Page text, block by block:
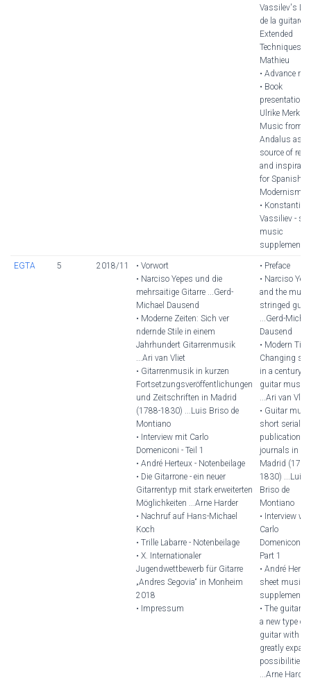
Vassilev's
de la guitare -
Extended
Techniques
Mathieu
• Advance
• Book
presentation
Ulrike Merk
Music from
Andalus as a
source of
and
for Spanish
Modernism
• Konstantin
Vassiliev -
music
supplement
EGTA 5 2018/11
• Vorwort
• Narciso Yepes und die
mehrsaitige Gitarre ...Gerd-
Michael Dausend
• Moderne Zeiten: Sich ver
ndernde Stile in einem
Jahrhundert Gitarrenmusik
...Ari van Vliet
• Gitarrenmusik in kurzen
Fortsetzungsveröffentlichungen
und Zeitschriften in Madrid
(1788-1830) ...Luis Briso de
Montiano
• Interview mit Carlo
Domeniconi - Teil 1
• André Herteux - Notenbeilage
• Die Gitarrone - ein neuer
Gitarrentyp mit stark erweiterten
Möglichkeiten ...Arne Harder
• Nachruf auf Hans-Michael
Koch
• Trille Labarre - Notenbeilage
• X. Internationaler
Jugendwettbewerb für Gitarre
„Andres Segovia“ in Monheim
2018
• Impressum
• Preface
• Narciso
and the multi-
stringed
...Gerd-
Dausend
• Modern
Changing
in a century of
guitar music
...Ari van Vliet
• Guitar
short serial
publications
journals in
Madrid
1830) ...Luis
Briso de
Montiano
• Interview
Carlo
Domeniconi -
Part 1
• André
sheet music
supplement
• The
a new type of
guitar with
greatly
possibilities
...Arne Harder